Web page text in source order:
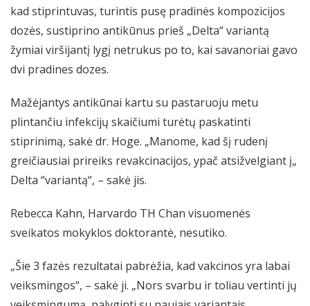
kad stiprintuvas, turintis pusę pradinės kompozicijos
dozės, sustiprino antikūnus prieš „Delta“ variantą
žymiai viršijantį lygį netrukus po to, kai savanoriai gavo
dvi pradines dozes.
Mažėjantys antikūnai kartu su pastaruoju metu
plintančiu infekcijų skaičiumi turėtų paskatinti
stiprinimą, sakė dr. Hoge. „Manome, kad šį rudenį
greičiausiai prireiks revakcinacijos, ypač atsižvelgiant į„
Delta “variantą“, – sakė jis.
Rebecca Kahn, Harvardo TH Chan visuomenės
sveikatos mokyklos doktorantė, nesutiko.
„Šie 3 fazės rezultatai pabrėžia, kad vakcinos yra labai
veiksmingos“, – sakė ji. „Nors svarbu ir toliau vertinti jų